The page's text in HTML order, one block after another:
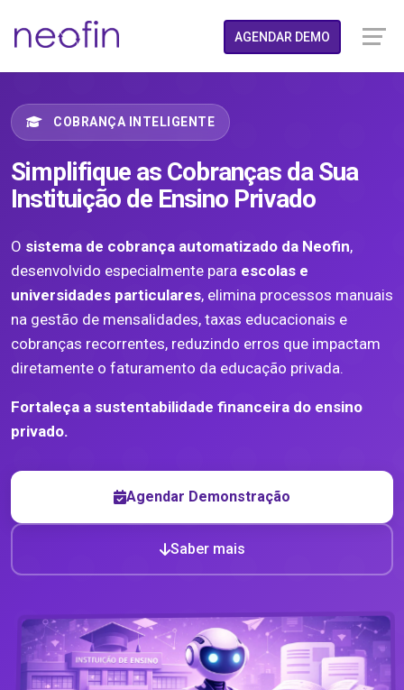
AGENDAR DEMO
COBRANÇA INTELIGENTE
Simplifique as Cobranças da Sua
Instituição de Ensino Privado
O sistema de cobrança automatizado da Neofin,
desenvolvido especialmente para escolas e
universidades particulares, elimina processos manuais
na gestão de mensalidades, taxas educacionais e
cobranças recorrentes, reduzindo erros que impactam
diretamente o faturamento da educação privada.
Fortaleça a sustentabilidade financeira do ensino
privado.
Agendar Demonstração
Saber mais